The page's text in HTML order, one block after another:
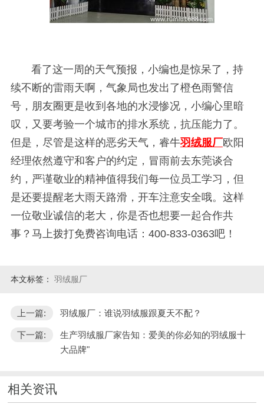
看了这一周的天气预报，小编也是惊呆了，持
续不断的雷雨天啊，气象局也发出了橙色雨警信
号，朋友圈更是收到各地的水浸惨况，小编心里暗
叹，又要考验一个城市的排水系统，抗压能力了。
但是，尽管是这样的恶劣天气，睿牛羽绒服厂欧阳
经理依然遵守和客户的约定，冒雨前去东莞谈合
约，严谨敬业的精神值得我们每一位员工学习，但
是还要提醒老大雨天路滑，开车注意安全哦。这样
一位敬业诚信的老大，你是否也想要一起合作共
事？ 马上拨打免费咨询电话：400-833-0363吧！
本文标签： 羽绒服厂
上一篇: 羽绒服厂：谁说羽绒服跟夏天不配？
下一篇:
生产羽绒服厂家告知：爱美的你必知的羽绒服十
大品牌"
相关资讯